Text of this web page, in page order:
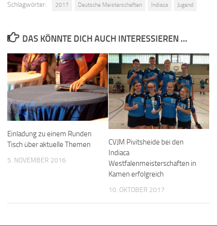
Schlagwörter: 2017 Deutsche Meisterschaften Indiaca Jugend
DAS KÖNNTE DICH AUCH INTERESSIEREN …
Einladung zu einem Runden
Tisch über aktuelle Themen
5. NOVEMBER 2016
CVJM Pivitsheide bei den
Indiaca
Westfalenmeisterschaften in
Kamen erfolgreich
10. OKTOBER 2017